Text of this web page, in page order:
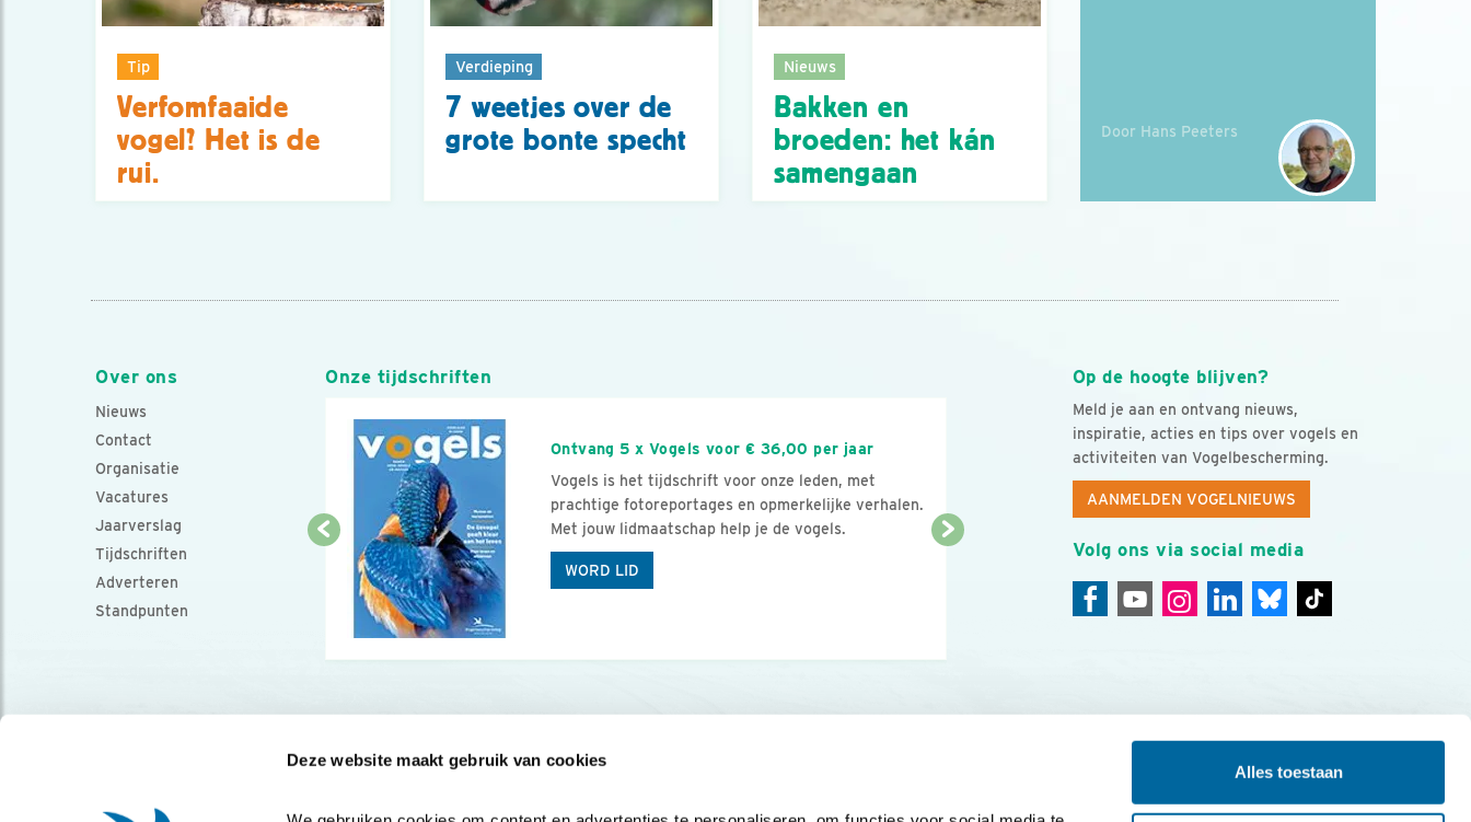
Deze website maakt gebruik van cookies
Alles toestaan
Tip
Verfomfaaide
vogel? Het is de
rui.
Verdieping
7 weetjes over de
grote bonte specht
Nieuws
Bakken en
broeden: het kán
samengaan
Door Hans Peeters
Over ons
Nieuws
Contact
Organisatie
Vacatures
Jaarverslag
Tijdschriften
Adverteren
Standpunten
Op de hoogte blijven?
Meld je aan en ontvang nieuws,
inspiratie, acties en tips over vogels en
activiteiten van Vogelbescherming.
AANMELDEN VOGELNIEUWS
Volg ons via social media
Onze tijdschriften
Ontvang 5 x Vogels voor € 36,00 per jaar
Vogels is het tijdschrift voor onze leden, met
prachtige fotoreportages en opmerkelijke verhalen.
Met jouw lidmaatschap help je de vogels.
WORD LID